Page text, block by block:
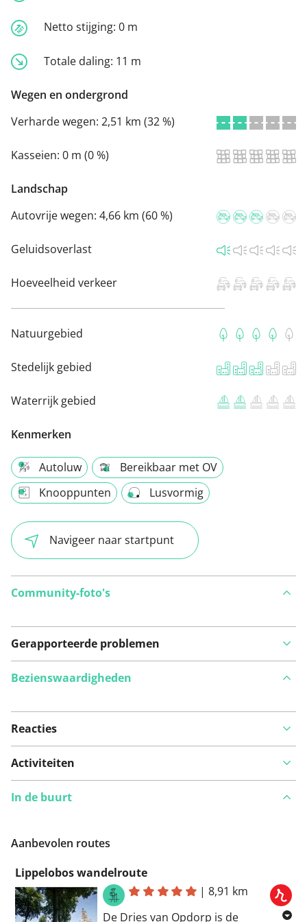
Netto stijging: 0 m
Totale daling: 11 m
Wegen en ondergrond
Verharde wegen: 2,51 km (32 %)
Kasseien: 0 m (0 %)
Landschap
Autovrije wegen: 4,66 km (60 %)
Geluidsoverlast
Hoeveelheid verkeer
Natuurgebied
Stedelijk gebied
Waterrijk gebied
Kenmerken
Autoluw
Bereikbaar met OV
Knooppunten
Lusvormig
Navigeer naar startpunt
Community-foto's
Gerapporteerde problemen
Bekijk op kaart
Iets opgevallen op deze route?
Bezienswaardigheden
Reacties
Activiteiten
In de buurt
Aanbevolen routes
Lippelobos wandelroute
|8,91 km
De Dries van Opdorp is de